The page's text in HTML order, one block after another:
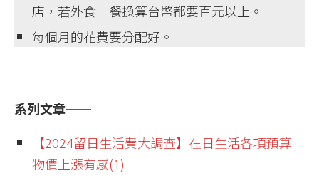
店，若外食一餐換算台幣都要百元以上。
每個月的花費要分配好。
系列文章──
【2024留日生活費大調查】在日生活各項預算
物價上漲有感(1)